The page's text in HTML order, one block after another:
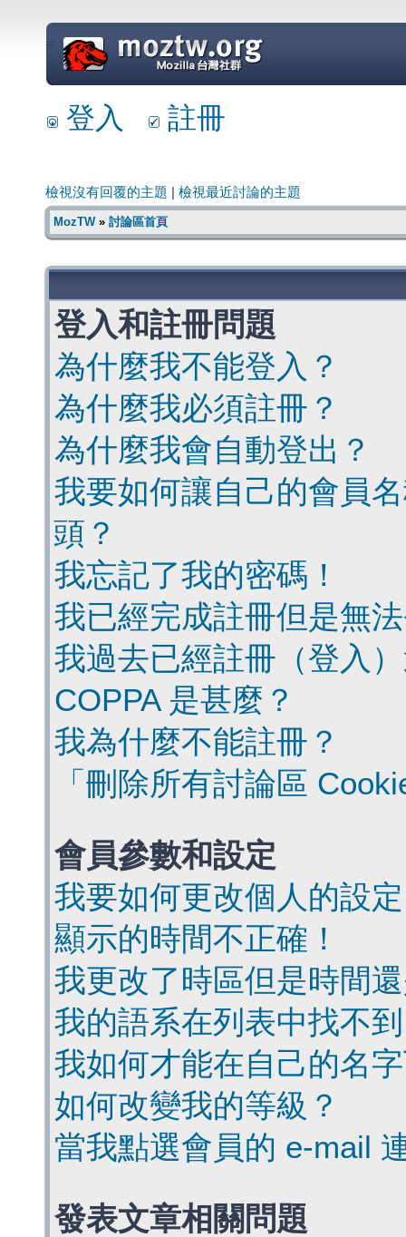
=
登入 註冊
檢視沒有回覆的主題 檢視最近討論的主題
MozTW» 討論區首頁
登入和註冊問題
為什麼我不能登入？
為什麼我必須註冊？
為什麼我會自動登出？
我要如何讓自己的會員
頭？
我忘記了我的密碼！
我已經完成註冊但是無
我過去已經註冊（登入
COPPA 是甚麼？
我為什麼不能註冊？
「刪除所有討論區
會員參數和設定
我要如何更改個人的設
顯示的時間不正確！
我更改了時區但是時間
我的語系在列表中找不
我如何才能在自己的名
如何改變我的等級？
當我點選會員的 e-mail
發表文章相關問題